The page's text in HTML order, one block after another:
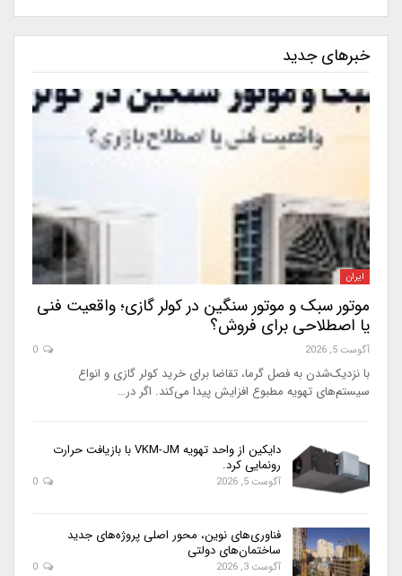
خبرهای جدید
ایران
موتور سبک و موتور سنگین در کولر گازی؛ واقعیت فنی
یا اصطلاحی برای فروش؟
آگوست 5, 2026
با نزدیک‌شدن به فصل گرما، تقاضا برای خرید کولر گازی و انواع
سیستم‌های تهویه مطبوع افزایش پیدا می‌کند. اگر در…
دایکین از واحد تهویه VKM-JM با بازیافت حرارت
رونمایی کرد.
آگوست 5, 2026
فناوری‌های نوین، محور اصلی پروژه‌های جدید
ساختمان‌های دولتی
آگوست 3, 2026